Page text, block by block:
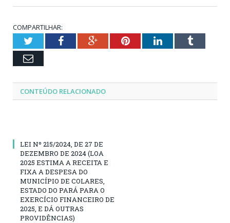
COMPARTILHAR:
TwitterFacebookGoogle+PinterestLinkedInTumblr
Email
CONTEÚDO RELACIONADO
LEI Nº 215/2024, DE 27 DE
DEZEMBRO DE 2024 (LOA
2025 ESTIMA A RECEITA E
FIXA A DESPESA DO
MUNICÍPIO DE COLARES,
ESTADO DO PARÁ PARA O
EXERCÍCIO FINANCEIRO DE
2025, E DÁ OUTRAS
PROVIDÊNCIAS)